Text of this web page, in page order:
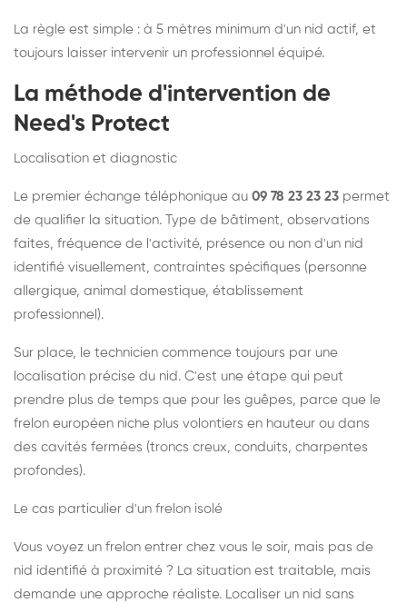
La règle est simple : à 5 mètres minimum d'un nid actif, et
toujours laisser intervenir un professionnel équipé.
La méthode d'intervention de
Need's Protect
Localisation et diagnostic
Le premier échange téléphonique au 09 78 23 23 23 permet
de qualifier la situation. Type de bâtiment, observations
faites, fréquence de l'activité, présence ou non d'un nid
identifié visuellement, contraintes spécifiques (personne
allergique, animal domestique, établissement
professionnel).
Sur place, le technicien commence toujours par une
localisation précise du nid. C'est une étape qui peut
prendre plus de temps que pour les guêpes, parce que le
frelon européen niche plus volontiers en hauteur ou dans
des cavités fermées (troncs creux, conduits, charpentes
profondes).
Le cas particulier d'un frelon isolé
Vous voyez un frelon entrer chez vous le soir, mais pas de
nid identifié à proximité ? La situation est traitable, mais
demande une approche réaliste. Localiser un nid sans